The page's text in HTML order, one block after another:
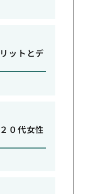
ットとデ
０代女性